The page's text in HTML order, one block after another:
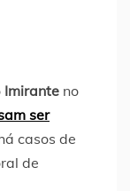
Imirante no
ser
casos de
de